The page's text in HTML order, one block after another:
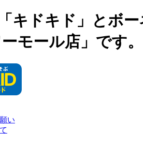
キドキド」とボ
モール店」です。
い